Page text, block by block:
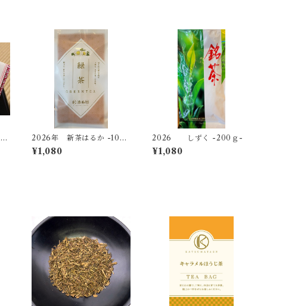
2026年 新茶はるか -100
ｇ-
¥1,080
2026 しずく -200ｇ-
¥1,080